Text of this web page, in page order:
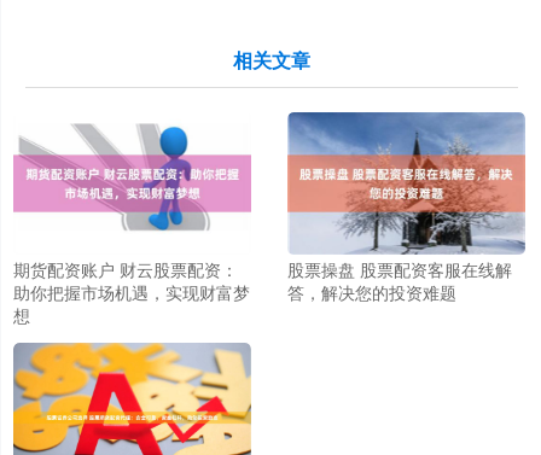
相关文章
期货配资账户 财云股票配资：
助你把握市场机遇，实现财富梦
想
股票操盘 股票配资客服在线解
答，解决您的投资难题